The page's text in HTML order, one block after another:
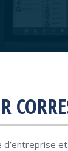
d’entreprise